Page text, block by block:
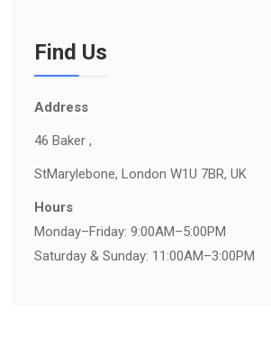
Find Us
Address
46 Baker ,
StMarylebone, London W1U 7BR, UK
Hours
Monday–Friday: 9:00AM–5:00PM
Saturday & Sunday: 11:00AM–3:00PM